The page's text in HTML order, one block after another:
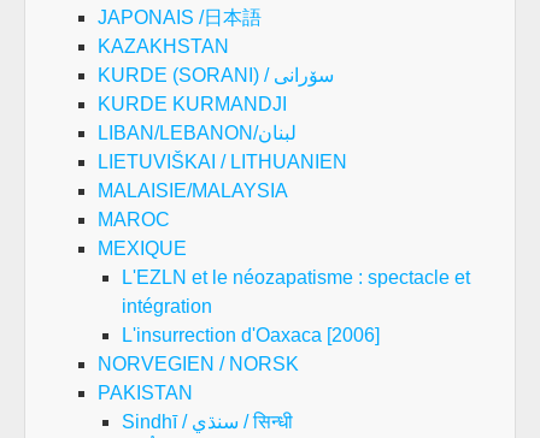
JAPONAIS /日本語
KAZAKHSTAN
KURDE (SORANI) / سۆرانی
KURDE KURMANDJI
LIBAN/LEBANON/لبنان
LIETUVIŠKAI / LITHUANIEN
MALAISIE/MALAYSIA
MAROC
MEXIQUE
L'EZLN et le néozapatisme : spectacle et
intégration
L'insurrection d'Oaxaca [2006]
NORVEGIEN / NORSK
PAKISTAN
Sindhī / سنڌي / सिन्धी